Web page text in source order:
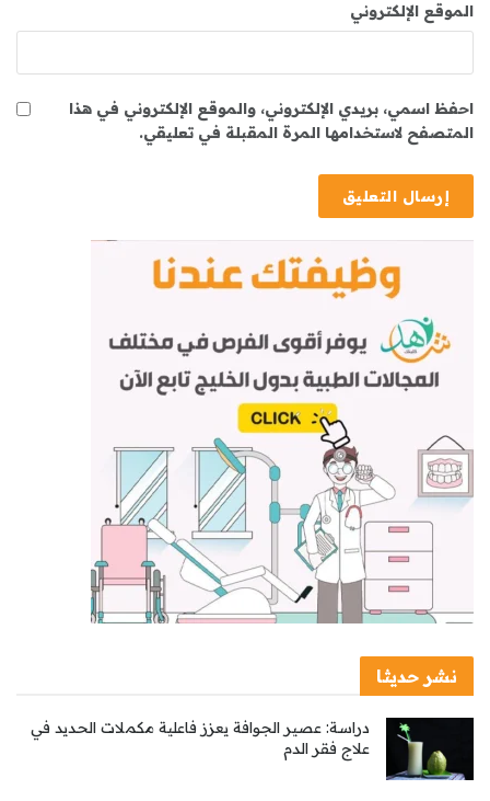
الموقع الإلكتروني
احفظ اسمي، بريدي الإلكتروني، والموقع الإلكتروني في هذا
المتصفح لاستخدامها المرة المقبلة في تعليقي.
نشر حديثا
دراسة: عصير الجوافة يعزز فاعلية مكملات الحديد في
علاج فقر الدم